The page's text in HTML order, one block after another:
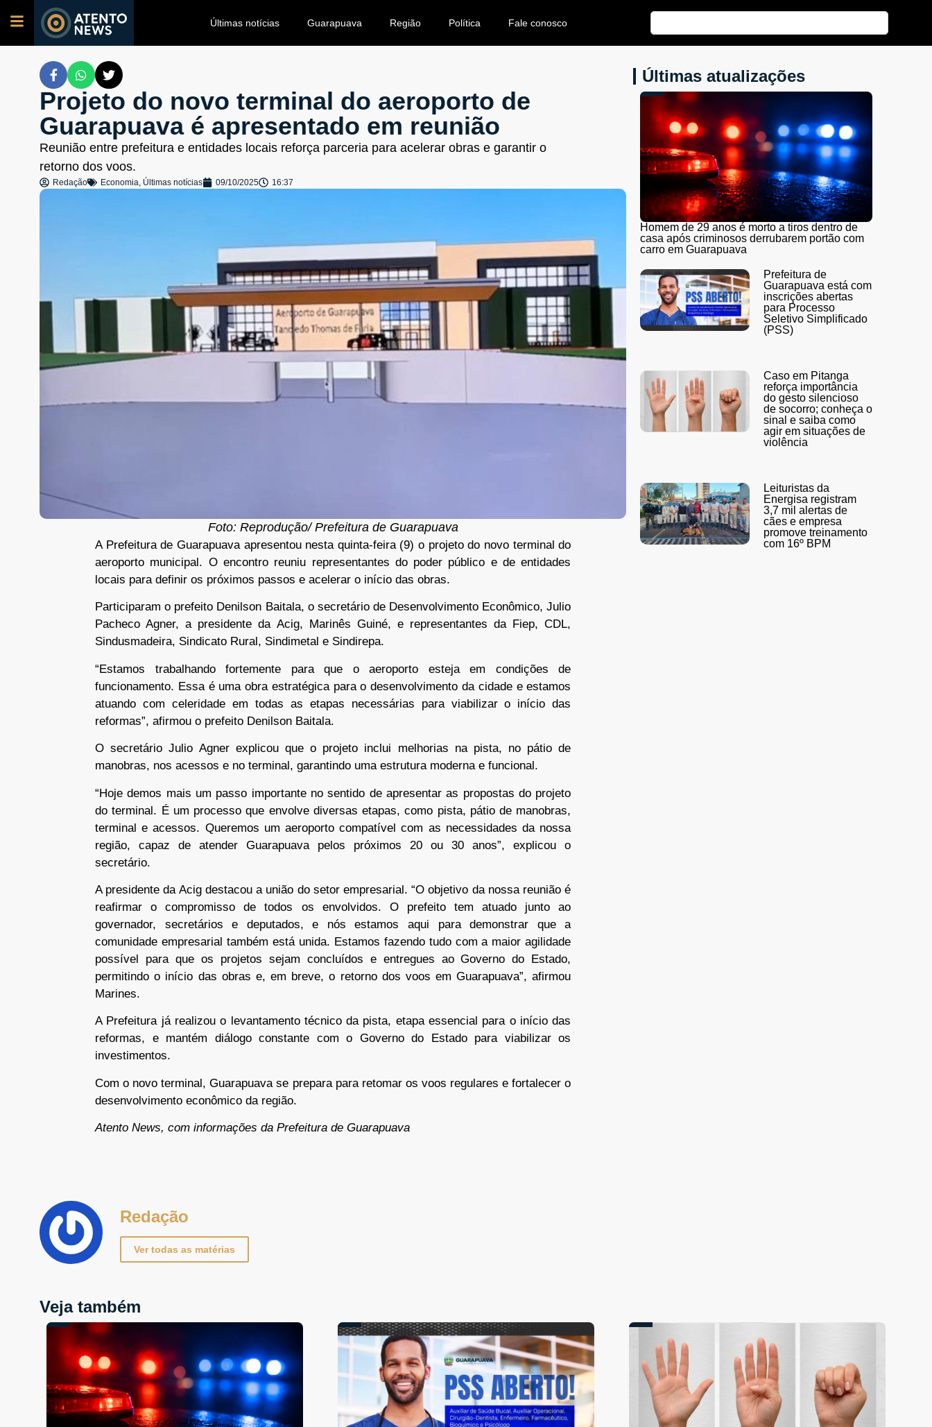
Últimas notícias Guarapuava Região Política Fale conosco
Projeto do novo terminal do aeroporto de
Guarapuava é apresentado em reunião
Reunião entre prefeitura e entidades locais reforça parceria para acelerar obras e garantir o
retorno dos voos.
Redação Economia, Últimas notícias 09/10/2025 16:37
Foto: Reprodução/ Prefeitura de Guarapuava
A Prefeitura de Guarapuava apresentou nesta quinta-feira (9) o projeto do novo terminal do
aeroporto municipal. O encontro reuniu representantes do poder público e de entidades
locais para definir os próximos passos e acelerar o início das obras.
Participaram o prefeito Denilson Baitala, o secretário de Desenvolvimento Econômico, Julio
Pacheco Agner, a presidente da Acig, Marinês Guiné, e representantes da Fiep, CDL,
Sindusmadeira, Sindicato Rural, Sindimetal e Sindirepa.
“Estamos trabalhando fortemente para que o aeroporto esteja em condições de
funcionamento. Essa é uma obra estratégica para o desenvolvimento da cidade e estamos
atuando com celeridade em todas as etapas necessárias para viabilizar o início das
reformas”, afirmou o prefeito Denilson Baitala.
O secretário Julio Agner explicou que o projeto inclui melhorias na pista, no pátio de
manobras, nos acessos e no terminal, garantindo uma estrutura moderna e funcional.
“Hoje demos mais um passo importante no sentido de apresentar as propostas do projeto
do terminal. É um processo que envolve diversas etapas, como pista, pátio de manobras,
terminal e acessos. Queremos um aeroporto compatível com as necessidades da nossa
região, capaz de atender Guarapuava pelos próximos 20 ou 30 anos”, explicou o
secretário.
A presidente da Acig destacou a união do setor empresarial. “O objetivo da nossa reunião é
reafirmar o compromisso de todos os envolvidos. O prefeito tem atuado junto ao
governador, secretários e deputados, e nós estamos aqui para demonstrar que a
comunidade empresarial também está unida. Estamos fazendo tudo com a maior agilidade
possível para que os projetos sejam concluídos e entregues ao Governo do Estado,
permitindo o início das obras e, em breve, o retorno dos voos em Guarapuava”, afirmou
Marines.
A Prefeitura já realizou o levantamento técnico da pista, etapa essencial para o início das
reformas, e mantém diálogo constante com o Governo do Estado para viabilizar os
investimentos.
Com o novo terminal, Guarapuava se prepara para retomar os voos regulares e fortalecer o
desenvolvimento econômico da região.
Atento News, com informações da Prefeitura de Guarapuava
Últimas atualizações
Homem de 29 anos é morto a tiros dentro de
casa após criminosos derrubarem portão com
carro em Guarapuava
Prefeitura de
Guarapuava está com
inscrições abertas
para Processo
Seletivo Simplificado
(PSS)
Caso em Pitanga
reforça importância
do gesto silencioso
de socorro; conheça o
sinal e saiba como
agir em situações de
violência
Leituristas da
Energisa registram
3,7 mil alertas de
cães e empresa
promove treinamento
com 16º BPM
Redação
Ver todas as matérias
Veja também